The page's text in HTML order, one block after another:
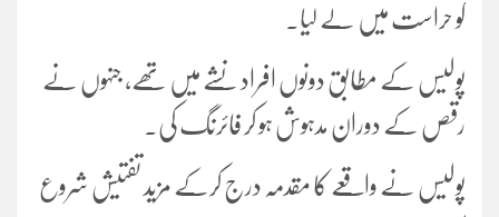
کو حراست میں لے لیا۔
پولیس کے مطابق دونوں افراد نشے میں تھے، جنہوں نے
رقص کے دوران مدہوش ہو کر فائرنگ کی۔
پولیس نے واقعے کا مقدمہ درج کرکے مزید تفتیش شروع